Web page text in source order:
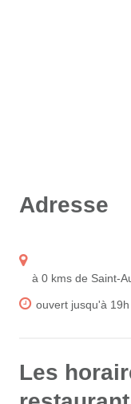
Adresse
à 0 kms de Saint-
ouvert jusqu'à 19h
Les